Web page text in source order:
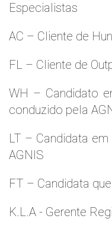
Especialistas
AC – Cliente de
FL – Cliente de
WH – Candidato
conduzido pela
LT – Candidata
AGNIS
FT – Candidata
K.L.A - Gerente